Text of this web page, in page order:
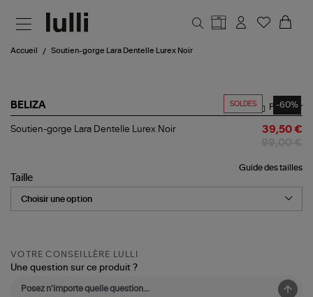
Accueil Soutien-gorge Lara Dentelle Lurex Noir
SOLDES -60%
BELIZA
Soutien-
Lurex
Noir
Partager
Soutien-gorge Lara Dentelle Lurex Noir 39,50 €
Guide des tailles
Taille
VOTRE CONSEILLÈRE LULLI
Une question sur ce produit ?